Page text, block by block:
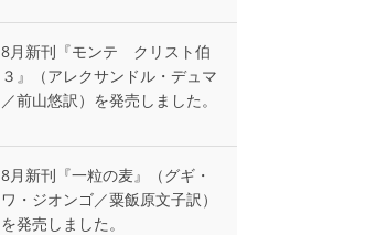
8月新刊『モンテ゠クリスト伯
３』（アレクサンドル・デュマ
／前山悠訳）を発売しました。
8月新刊『一粒の麦』（グギ・
ワ・ジオンゴ／粟飯原文子訳）
を発売しました。